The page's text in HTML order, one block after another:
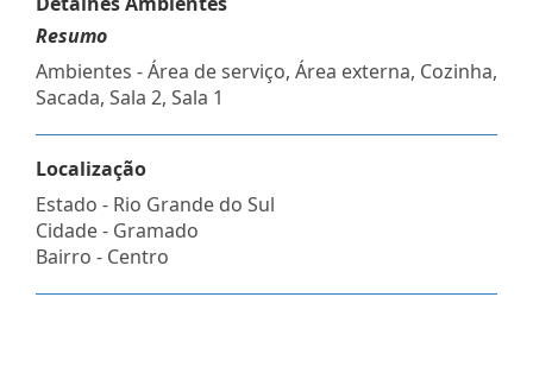
Resumo
Ambientes - Área de serviço, Área externa, Cozinha,
Sacada, Sala 2, Sala 1
Localização
Estado - Rio Grande do Sul
Cidade - Gramado
Bairro - Centro